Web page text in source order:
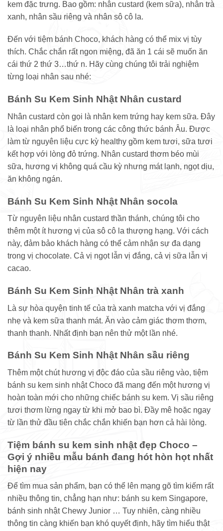
kem đặc trưng. Bao gồm: nhân custard (kem sữa), nhân trà
xanh, nhân sầu riêng và nhân sô cô la.
Đến với tiệm bánh Choco, khách hàng có thể mix vị tùy
thích. Chắc chắn rất ngon miệng, đã ăn 1 cái sẽ muốn ăn
cái thứ 2 thứ 3…thứ n. Hãy cùng chúng tôi trải nghiệm
từng loại nhân sau nhé:
Bánh Su Kem Sinh Nhật Nhân custard
Nhân custard còn gọi là nhân kem trứng hay kem sữa. Đây
là loại nhân phổ biến trong các công thức bánh Âu. Được
làm từ nguyên liệu cực kỳ healthy gồm kem tươi, sữa tươi
kết hợp với lòng đỏ trứng. Nhân custard thơm béo mùi
sữa, hương vị không quá cầu kỳ nhưng mát lạnh, ngọt dịu,
ăn không ngán.
Bánh Su Kem Sinh Nhật Nhân socola
Từ nguyên liệu nhân custard thần thánh, chúng tôi cho
thêm một ít hương vị của sô cô la thượng hạng. Với cách
này, đảm bảo khách hàng có thể cảm nhận sự đa dạng
trong vị chocolate. Cả vị ngọt lẫn vị đắng, cả vị sữa lẫn vị
cacao.
Bánh Su Kem Sinh Nhật Nhân trà xanh
Là sự hòa quyện tinh tế của trà xanh matcha với vị đắng
nhẹ và kem sữa thanh mát. Ăn vào cảm giác thơm thơm,
thanh thanh. Nhất định bạn nên thử một lần nhé.
Bánh Su Kem Sinh Nhật Nhân sầu riêng
Thêm một chút hương vị độc đáo của sầu riêng vào, tiệm
bánh su kem sinh nhật Choco đã mang đến một hương vị
hoàn toàn mới cho những chiếc bánh su kem. Vị sầu riêng
tươi thơm lừng ngay từ khi mở bao bì. Đầy mê hoặc ngay
từ lần thử đầu tiên chắc chắn khiến bạn hơn cả hài lòng.
Tiệm bánh su kem sinh nhật đẹp Choco –
Gợi ý nhiều mẫu bánh đang hót hòn họt nhất
hiện nay
Để tìm mua sản phẩm, bạn có thể lên mạng gõ tìm kiếm rất
nhiều thông tin, chẳng hạn như: bánh su kem Singapore,
bánh sinh nhật Chewy Junior … Tuy nhiên, càng nhiều
thông tin càng khiến bạn khó quyết định, hãy tìm hiểu thật